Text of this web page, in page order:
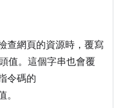
查網頁的資源時，覆寫
值。這個字串也會覆
令碼的
。